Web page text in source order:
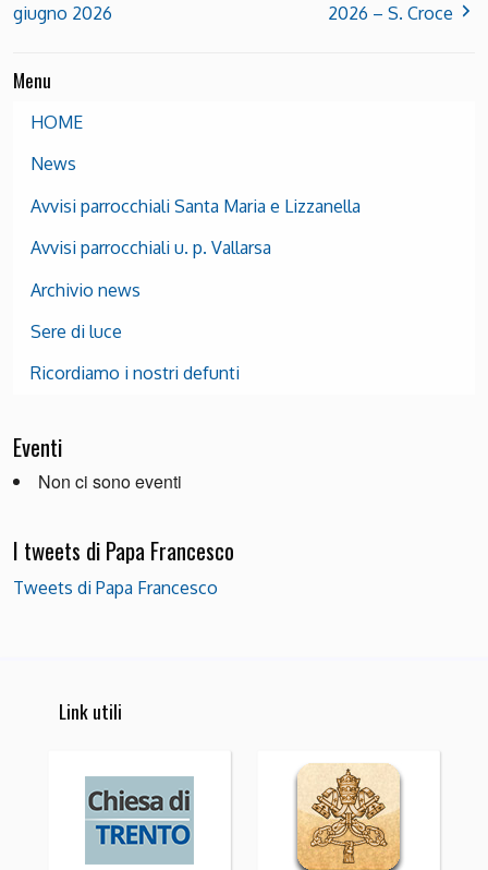
giugno 2026
2026 – S. Croce
Menu
HOME
News
Avvisi parrocchiali Santa Maria e Lizzanella
Avvisi parrocchiali u. p. Vallarsa
Archivio news
Sere di luce
Ricordiamo i nostri defunti
Eventi
Non ci sono eventi
I tweets di Papa Francesco
Tweets di Papa Francesco
Link utili